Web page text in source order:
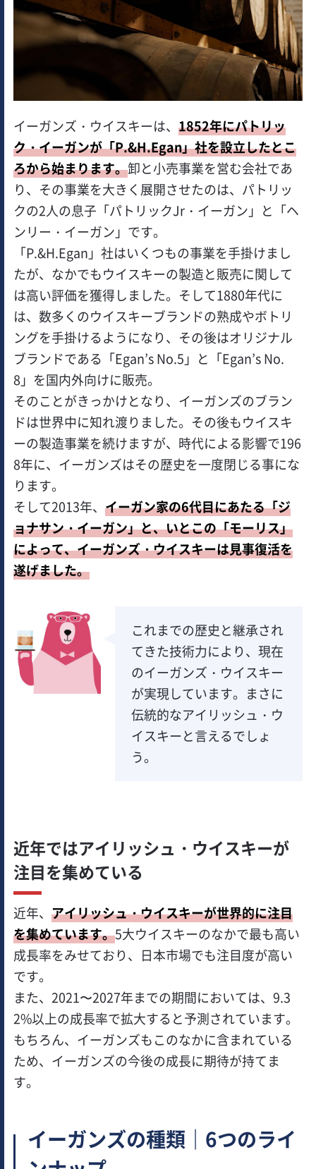
イーガンズ・ウイスキーは、1852年にパトリッ
ク・イーガンが「P.&H.Egan」社を設立したとこ
ろから始まります。卸と小売事業を営む会社であ
り、その事業を大きく展開させたのは、パトリッ
クの2人の息子「パトリックJr・イーガン」と「ヘ
ンリー・イーガン」です。
「P.&H.Egan」社はいくつもの事業を手掛けまし
たが、なかでもウイスキーの製造と販売に関して
は高い評価を獲得しました。そして1880年代に
は、数多くのウイスキーブランドの熟成やボトリ
ングを手掛けるようになり、その後はオリジナル
ブランドである「Egan’s No.5」と「Egan’s No.
8」を国内外向けに販売。
そのことがきっかけとなり、イーガンズのブラン
ドは世界中に知れ渡りました。その後もウイスキ
ーの製造事業を続けますが、時代による影響で196
8年に、イーガンズはその歴史を一度閉じる事にな
ります。
そして2013年、イーガン家の6代目にあたる「ジ
ョナサン・イーガン」と、いとこの「モーリス」
によって、イーガンズ・ウイスキーは見事復活を
遂げました。
これまでの歴史と継承され
てきた技術力により、現在
のイーガンズ・ウイスキー
が実現しています。まさに
伝統的なアイリッシュ・ウ
イスキーと言えるでしょ
う。
近年ではアイリッシュ・ウイスキーが
注目を集めている
近年、アイリッシュ・ウイスキーが世界的に注目
を集めています。5大ウイスキーのなかで最も高い
成長率をみせており、日本市場でも注目度が高い
です。
また、2021〜2027年までの期間においては、9.3
2%以上の成長率で拡大すると予測されています。
もちろん、イーガンズもこのなかに含まれている
ため、イーガンズの今後の成長に期待が持てま
す。
イーガンズの種類｜6つのライ